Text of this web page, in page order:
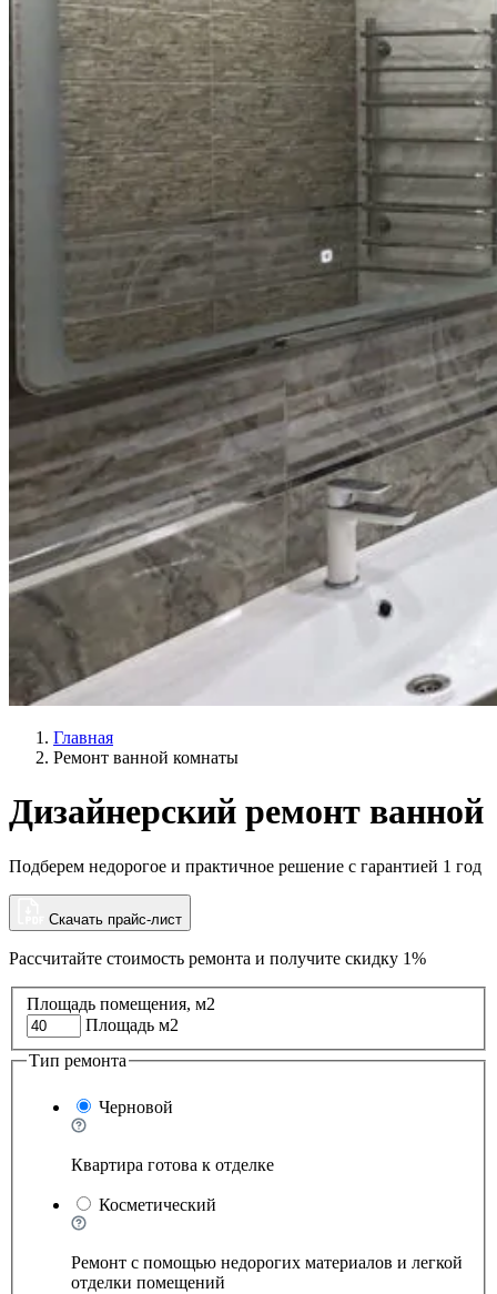
Главная
Ремонт ванной комнаты
Дизайнерский ремонт ванной
Подберем недорогое и практичное решение с гарантией 1 год
Скачать прайс-лист
Рассчитайте стоимость ремонта и получите скидку 1%
Площадь помещения, м2
Площадь м2
Тип ремонта
Черновой
Квартира готова к отделке
Косметический
Ремонт с помощью недорогих материалов и легкой
отделки помещений